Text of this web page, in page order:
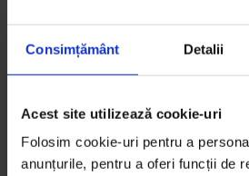
Consimțământ Detalii
Acest site utilizează cookie-uri
Folosim cookie-uri pentru a
anunțurile, pentru a oferi funcții de
Întrebarea, în viziunea lui Dorca,
am încredere sau n-am, ci la cine
sau la altul. „Omul nu trebuie să
egoist la el, vai de mine, mă
să se gândească:s-ar putea să-l
altul.”